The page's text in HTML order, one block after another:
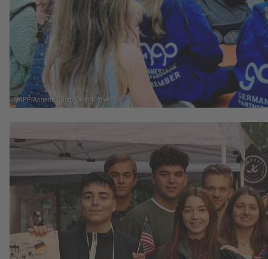
©GAPP/Annette Baran, Wood Powell